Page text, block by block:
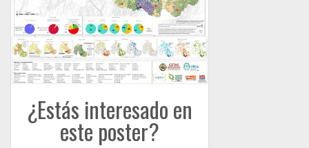
¿Estás interesado en
este poster?